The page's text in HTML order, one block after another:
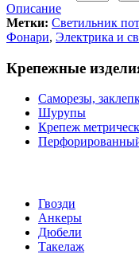
Описание
Метки: Светильник
Фонари, Электрика и
Крепежные
Саморезы,
Шурупы
Крепеж
Гвозди
Анкеры
Дюбели
Такелаж